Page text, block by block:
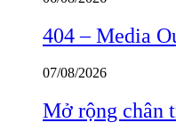
404 – Media
07/08/2026
Mở rộng chân